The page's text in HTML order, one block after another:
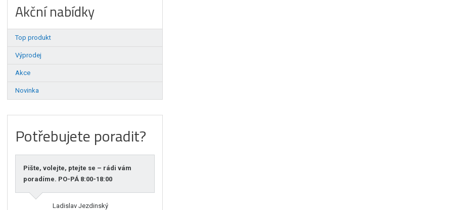
Akční nabídky
Top produkt
Výprodej
Akce
Novinka
Potřebujete poradit?
Pište, volejte, ptejte se – rádi vám
poradíme. PO-PÁ 8:00-18:00
Ladislav Jezdinský